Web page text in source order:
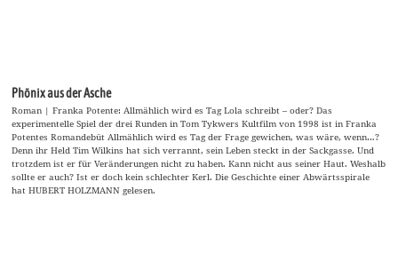
Phönix aus der Asche
Roman | Franka Potente: Allmählich wird es Tag Lola schreibt – oder? Das
experimentelle Spiel der drei Runden in Tom Tykwers Kultfilm von 1998 ist in Franka
Potentes Romandebüt Allmählich wird es Tag der Frage gewichen, was wäre, wenn…?
Denn ihr Held Tim Wilkins hat sich verrannt, sein Leben steckt in der Sackgasse. Und
trotzdem ist er für Veränderungen nicht zu haben. Kann nicht aus seiner Haut. Weshalb
sollte er auch? Ist er doch kein schlechter Kerl. Die Geschichte einer Abwärtsspirale
hat HUBERT HOLZMANN gelesen.